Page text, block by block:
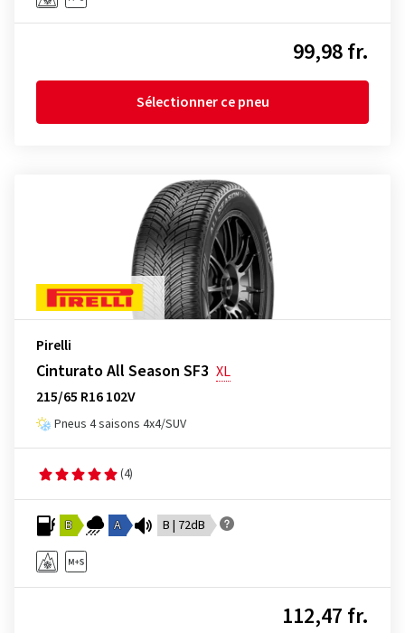
99,98 fr.
Sélectionner ce pneu
Pirelli
Cinturato All Season SF3 XL
215/65 R16 102V
Pneus 4 saisons 4x4/SUV
(4)
B A B | 72dB
112,47 fr.